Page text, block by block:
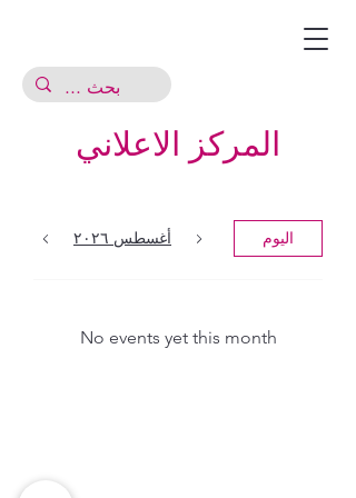
المركز الاعلاني
أغسطس ٢٠٢٦ اليوم
No events yet this month